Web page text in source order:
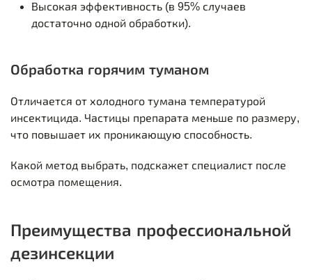
Высокая эффективность (в 95% случаев
достаточно одной обработки).
Обработка горячим туманом
Отличается от холодного тумана температурой
инсектицида. Частицы препарата меньше по размеру,
что повышает их проникающую способность.
Какой метод выбрать, подскажет специалист после
осмотра помещения.
Преимущества профессиональной
дезинсекции